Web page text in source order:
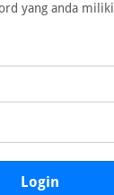
yang anda miliki
Login